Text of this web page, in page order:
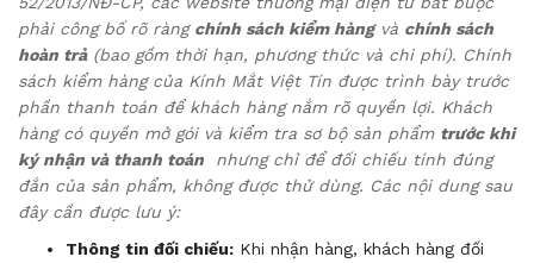
phải công bố rõ ràngchính sách kiểm hàngvà chính sách
hoàn trả(bao gồm thời hạn, phương thức và chi phí). Chính
sách kiểm hàng của Kính Mắt Việt Tín được trình bày trước
phần thanh toán để khách hàng nắm rõ quyền lợi. Khách
hàng có quyền mở gói và kiểm tra sơ bộ sản phẩm trước khi
ký nhận và thanh toán
nhưng chỉ để đối chiếu tính đúng
đắn của sản phẩm, không được thử dùng. Các nội dung sau
đây cần được lưu ý:
Thông tin đối chiếu: Khi nhận hàng, khách hàng đối